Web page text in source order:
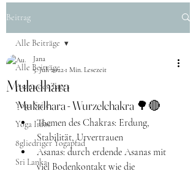
Beitrag
Alle Beiträge
Asana des Tages
Yoga Stile
Yoga Infos
8gliedriger Yogapfad
Sri Lanka
Alle Beiträge
Muladhara
Jana
5. Juli 2022 1 Min. Lesezeit
Muladhara - Wurzelchakra 🌳🔴
Themen des Chakras: Erdung,
Stabilität, Urvertrauen
Asanas: durch erdende Asanas mit
viel Bodenkontakt wie die